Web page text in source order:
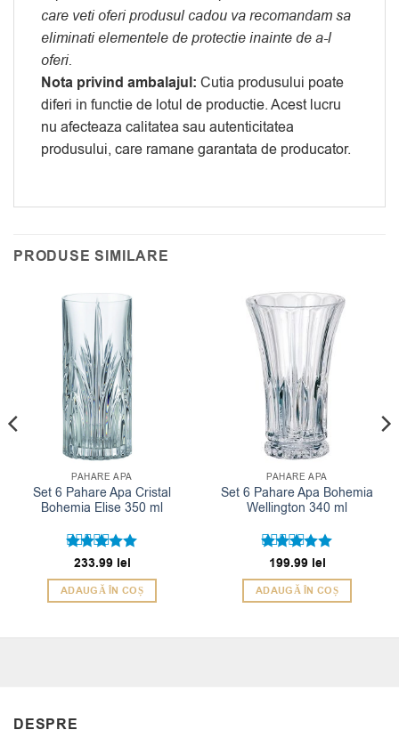
care veti oferi produsul cadou va recomandam sa
eliminati elementele de protectie inainte de a-l
oferi.
Nota privind ambalajul: Cutia produsului poate
diferi in functie de lotul de productie. Acest lucru
nu afecteaza calitatea sau autenticitatea
produsului, care ramane garantata de producator.
PRODUSE SIMILARE
PAHARE APA
Set 6 Pahare Apa Cristal
Bohemia Elise 350 ml
Evaluat la
5din 5
233.99 lei
ADAUGĂ ÎN COȘ
PAHARE APA
Set 6 Pahare Apa Bohemia
Wellington 340 ml
Evaluat la
5din 5
199.99 lei
ADAUGĂ ÎN COȘ
DESPRE